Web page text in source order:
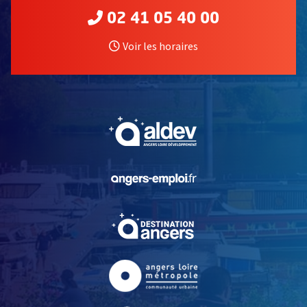
02 41 05 40 00
Voir les horaires
, Ouvre une nouvelle
, Ouvre une nouvelle